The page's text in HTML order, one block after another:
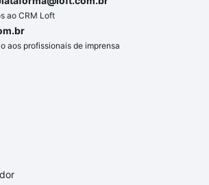
ao CRM Loft
aos profissionais de imprensa